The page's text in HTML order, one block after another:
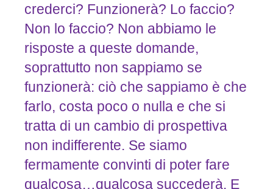
crederci? Funzionerà? Lo faccio?
Non lo faccio? Non abbiamo le
risposte a queste domande,
soprattutto non sappiamo se
funzionerà: ciò che sappiamo è che
farlo, costa poco o nulla e che si
tratta di un cambio di prospettiva
non indifferente. Se siamo
fermamente convinti di poter fare
qualcosa…qualcosa succederà. E